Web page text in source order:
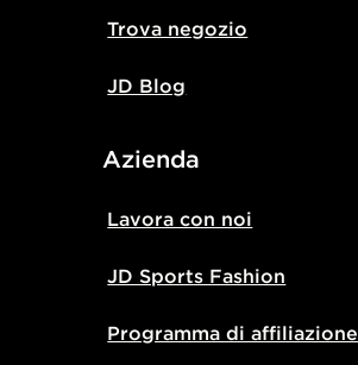
Trova negozio
JD Blog
Azienda
Lavora con noi
JD Sports Fashion
Programma di affiliazione